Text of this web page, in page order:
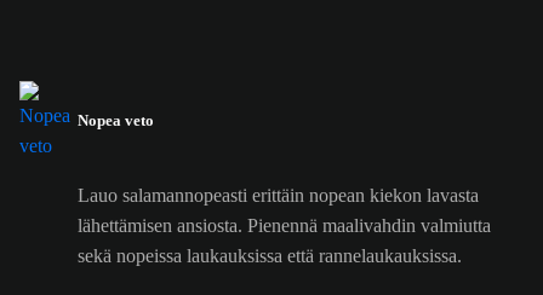
Nopea veto
Lauo salamannopeasti erittäin nopean kiekon lavasta
lähettämisen ansiosta. Pienennä maalivahdin valmiutta
sekä nopeissa laukauksissa että rannelaukauksissa.